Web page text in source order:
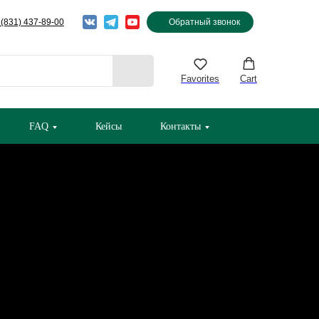
437-89-00 Обратный звонок
Favorites Cart
FAQ Кейсы Контакты